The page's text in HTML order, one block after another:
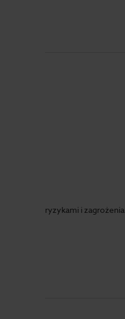
ryzykami i